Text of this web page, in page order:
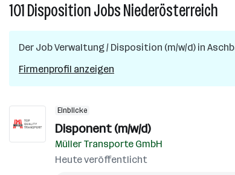
101DispositionJobsNiederösterreich
in
Der JobVerwaltung / Disposition (m/w/d) in
Firmenprofil anzeigen
Einblicke
Disponent (m/w/d)
Müller Transporte GmbH
Heute veröffentlicht